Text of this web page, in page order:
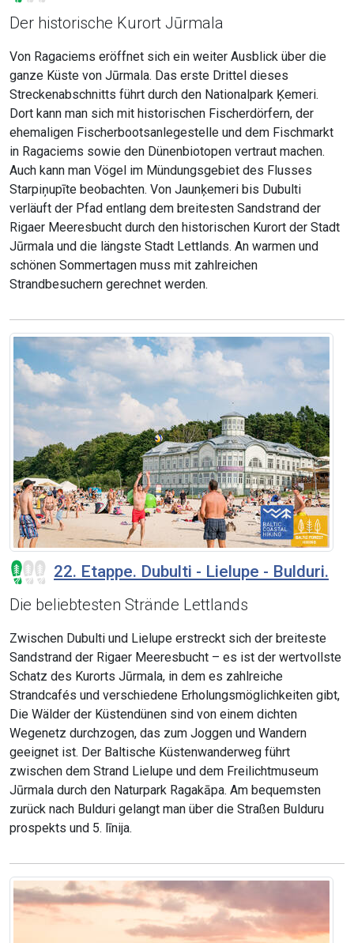
Der historische Kurort Jūrmala
Von Ragaciems eröffnet sich ein weiter Ausblick über die
ganze Küste von Jūrmala. Das erste Drittel dieses
Streckenabschnitts führt durch den Nationalpark Ķemeri.
Dort kann man sich mit historischen Fischerdörfern, der
ehemaligen Fischerbootsanlegestelle und dem Fischmarkt
in Ragaciems sowie den Dünenbiotopen vertraut machen.
Auch kann man Vögel im Mündungsgebiet des Flusses
Starpiņupīte beobachten. Von Jaunķemeri bis Dubulti
verläuft der Pfad entlang dem breitesten Sandstrand der
Rigaer Meeresbucht durch den historischen Kurort der Stadt
Jūrmala und die längste Stadt Lettlands. An warmen und
schönen Sommertagen muss mit zahlreichen
Strandbesuchern gerechnet werden.
22. Etappe. Dubulti - Lielupe - Bulduri.
Die beliebtesten Strände Lettlands
Zwischen Dubulti und Lielupe erstreckt sich der breiteste
Sandstrand der Rigaer Meeresbucht – es ist der wertvollste
Schatz des Kurorts Jūrmala, in dem es zahlreiche
Strandcafés und verschiedene Erholungsmöglichkeiten gibt,
Die Wälder der Küstendünen sind von einem dichten
Wegenetz durchzogen, das zum Joggen und Wandern
geeignet ist. Der Baltische Küstenwanderweg führt
zwischen dem Strand Lielupe und dem Freilichtmuseum
Jūrmala durch den Naturpark Ragakāpa. Am bequemsten
zurück nach Bulduri gelangt man über die Straßen Bulduru
prospekts und 5. līnija.